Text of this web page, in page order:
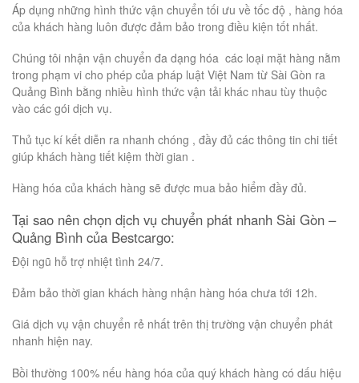
Áp dụng những hình thức vận chuyển tối ưu về tốc độ , hàng hóa
của khách hàng luôn được đảm bảo trong điều kiện tốt nhất.
Chúng tôi nhận vận chuyển đa dạng hóa các loại mặt hàng nằm
trong phạm vi cho phép của pháp luật Việt Nam từ Sài Gòn ra
Quảng Bình bằng nhiều hình thức vận tải khác nhau tùy thuộc
vào các gói dịch vụ.
Thủ tục kí kết diễn ra nhanh chóng , đầy đủ các thông tin chi tiết
giúp khách hàng tiết kiệm thời gian .
Hàng hóa của khách hàng sẽ được mua bảo hiểm đầy đủ.
Tại sao nên chọn dịch vụ chuyển phát nhanh Sài Gòn –
Quảng Bình của Bestcargo:
Đội ngũ hỗ trợ nhiệt tình 24/7.
Đảm bảo thời gian khách hàng nhận hàng hóa chưa tới 12h.
Giá dịch vụ vận chuyển rẻ nhất trên thị trường vận chuyển phát
nhanh hiện nay.
Bồi thường 100% nếu hàng hóa của quý khách hàng có dấu hiệu